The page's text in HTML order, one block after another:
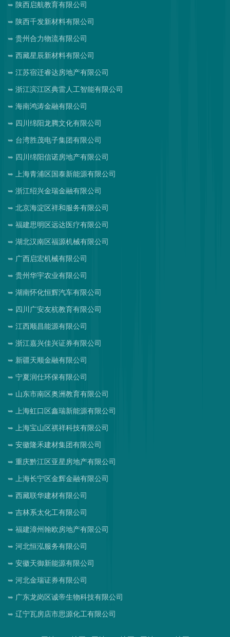
陕西启航教育有限公司
陕西千发新材料有限公司
贵州合力物流有限公司
西藏星辰新材料有限公司
江苏宿迁睿达房地产有限公司
浙江滨江区典雷人工智能有限公司
海南鸿涛金融有限公司
四川绵阳龙腾文化有限公司
台湾胜茂电子集团有限公司
四川绵阳信诺房地产有限公司
上海青浦区国泰新能源有限公司
浙江绍兴金瑞金融有限公司
北京海淀区祥和服务有限公司
福建思明区远达医疗有限公司
湖北汉南区福源机械有限公司
广西启宏机械有限公司
贵州华宇农业有限公司
湖南怀化恒辉汽车有限公司
四川广安友杭教育有限公司
江西顺昌能源有限公司
浙江嘉兴佳兴证券有限公司
新疆天顺金融有限公司
宁夏润仕环保有限公司
山东市南区奥洲教育有限公司
上海虹口区鑫瑞新能源有限公司
上海宝山区祺祥科技有限公司
安徽隆禾建材集团有限公司
重庆黔江区亚星房地产有限公司
上海长宁区金辉金融有限公司
西藏联华建材有限公司
吉林系太化工有限公司
福建漳州翰欧房地产有限公司
河北恒泓服务有限公司
安徽天御新能源有限公司
河北金瑞证券有限公司
广东龙岗区诚帝生物科技有限公司
辽宁瓦房店市思源化工有限公司